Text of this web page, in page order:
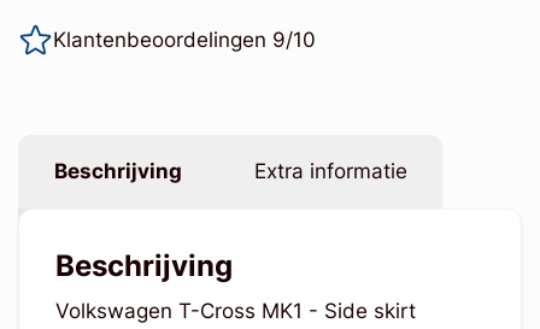
Klantenbeoordelingen 9/10
Beschrijving Extra informatie
Beschrijving
Volkswagen T-Cross MK1 - Side skirt